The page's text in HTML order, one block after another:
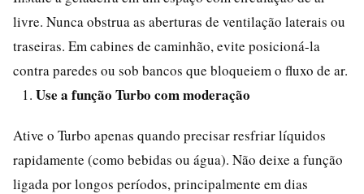
livre. Nunca obstrua as aberturas de ventilação laterais ou
traseiras. Em cabines de caminhão, evite posicioná-la
contra paredes ou sob bancos que bloqueiem o fluxo de ar.
Use a função Turbo com moderação
Ative o Turbo apenas quando precisar resfriar líquidos
rapidamente (como bebidas ou água). Não deixe a função
ligada por longos períodos, principalmente em dias